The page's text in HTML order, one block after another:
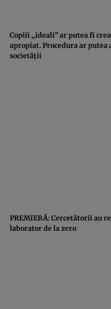
Copiii ,,ideali” ar putea fi
apropiat. Procedura ar putea
societăţii
PREMIERĂ: Cercetătorii au
laborator de la zero